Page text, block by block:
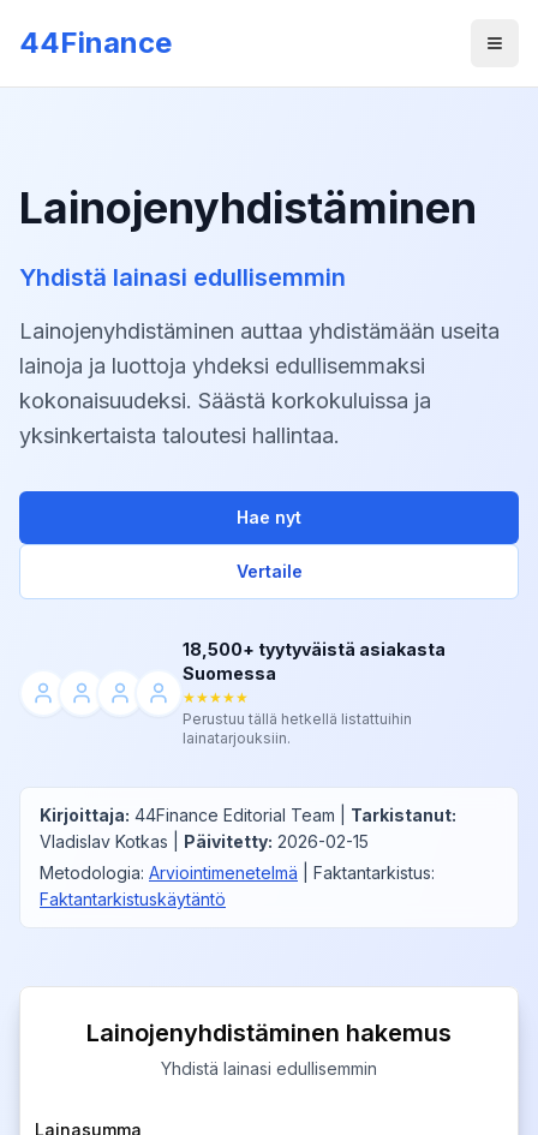
44Finance
Lainojenyhdistäminen
Yhdistä lainasi edullisemmin
Lainojenyhdistäminen auttaa yhdistämään useita
lainoja ja luottoja yhdeksi edullisemmaksi
kokonaisuudeksi. Säästä korkokuluissa ja
yksinkertaista taloutesi hallintaa.
Hae nyt
Vertaile
18,500+ tyytyväistä asiakasta
Suomessa
★★★★★
Perustuu tällä hetkellä listattuihin
lainatarjouksiin.
Kirjoittaja: 44Finance Editorial Team Tarkistanut:
Vladislav Kotkas
Päivitetty: 2026-02-15
Metodologia: Arviointimenetelmä Faktantarkistus:
Faktantarkistuskäytäntö
Lainojenyhdistäminen hakemus
Yhdistä lainasi edullisemmin
Company
Lainasumma